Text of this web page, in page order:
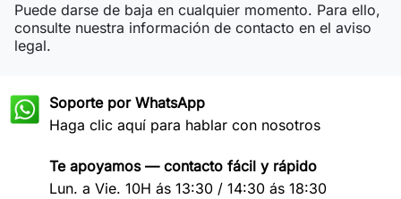
Puede darse de baja en cualquier momento. Para ello,
consulte nuestra información de contacto en el aviso
legal.
Soporte por WhatsApp
Haga clic aquí para hablar con nosotros
Te apoyamos — contacto fácil y rápido
Lun. a Vie. 10H ás 13:30 / 14:30 ás 18:30